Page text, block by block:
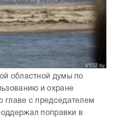
областной думы по
и охране
с председателем
поправки в